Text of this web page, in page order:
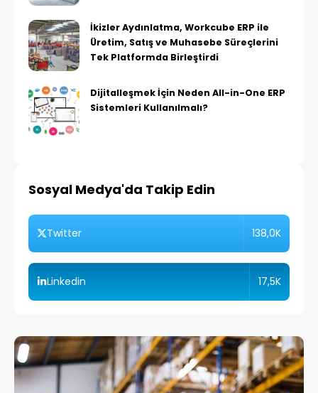
İkizler Aydınlatma, Workcube ERP ile
Üretim, Satış ve Muhasebe Süreçlerini
Tek Platformda Birleştirdi
Dijitalleşmek İçin Neden All-in-One ERP
Sistemleri Kullanılmalı?
Sosyal Medya'da Takip Edin
Twitter 138,0K
Linkedin 17,5K